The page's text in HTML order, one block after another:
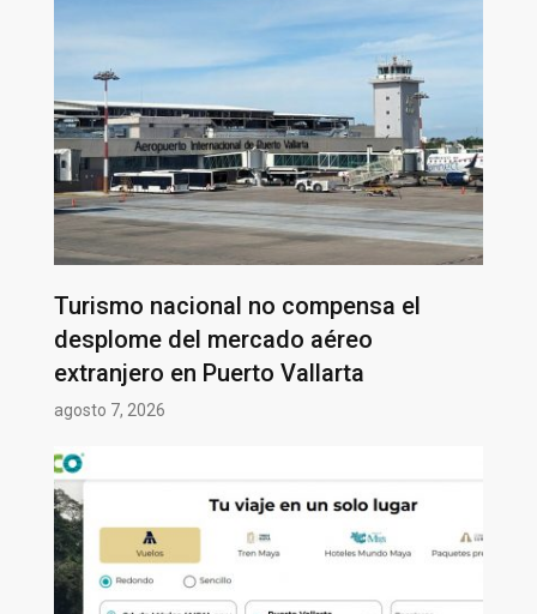
Turismo nacional no compensa el
desplome del mercado aéreo
extranjero en Puerto Vallarta
agosto 7, 2026